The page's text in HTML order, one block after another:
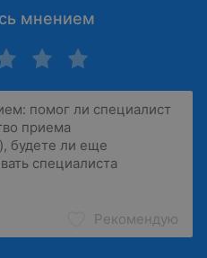
мнением
Рекомендую